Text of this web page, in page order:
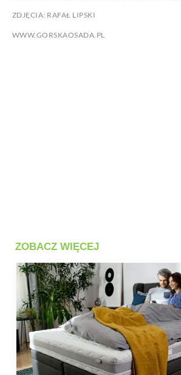
ZDJĘCIA: RAFAŁ LIPSKI
WWW.GORSKAOSADA.PL